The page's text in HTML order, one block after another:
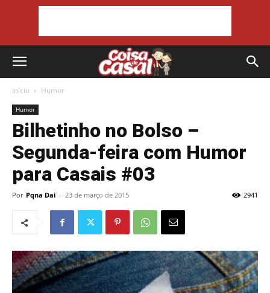
Início Humor
Humor
Bilhetinho no Bolso –
Segunda-feira com Humor
para Casais #03
Por Pqna Dai - 23 de março de 2015 2941